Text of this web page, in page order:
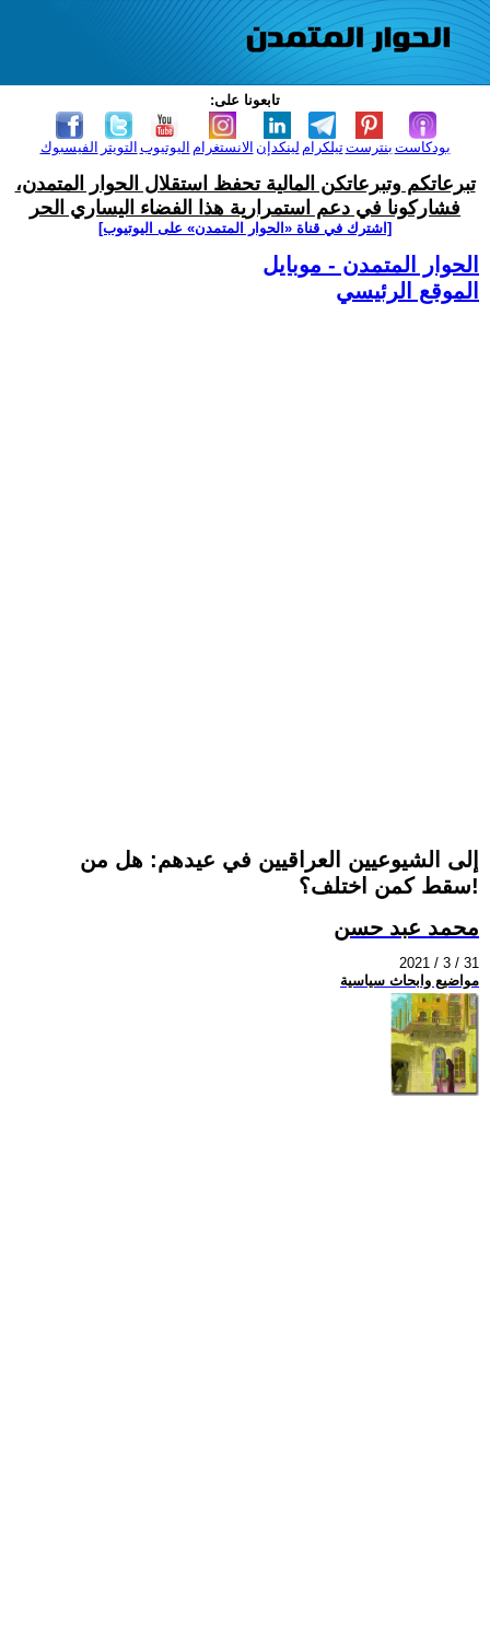
تابعونا على:
الفيسبوك التويتر اليوتيوب الانستغرام لينكدإن تيلكرامبنترست بودكاست
تبرعاتكم وتبرعاتكن المالية تحفظ استقلال الحوار المتمدن،
فشاركونا في دعم استمرارية هذا الفضاء اليساري الحر
[اشترك في قناة ‫«الحوار المتمدن» على اليوتيوب]
الحوار المتمدن - موبايل
الموقع الرئيسي
إلى الشيوعيين العراقيين في عيدهم: هل من
سقط كمن اختلف؟!
محمد عبد حسن
2021 / 3 / 31
مواضيع وابحاث سياسية